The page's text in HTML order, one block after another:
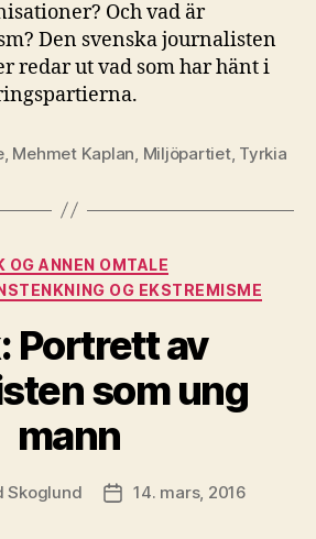
Och vad är
Den svenska journalisten
redar ut vad som har hänt i
, Mehmet Kaplan, Miljöpartiet, Tyrkia
Kategorier
OG ANNEN OMTALE
OG EKSTREMISME
Portrett av
som ung
mann
Skoglund Publiseringsdato
14. mars, 2016